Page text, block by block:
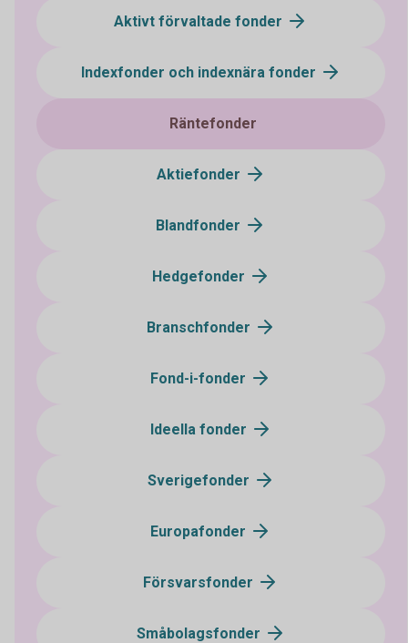
Aktivt förvaltade fonder
Indexfonder och indexnära fonder
Räntefonder
Aktiefonder
Blandfonder
Hedgefonder
Branschfonder
Fond-i-fonder
Ideella fonder
Sverigefonder
Europafonder
Försvarsfonder
Småbolagsfonder